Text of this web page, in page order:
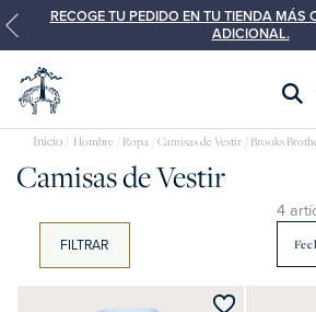
RECOGE TU PEDIDO EN TU TIENDA MÁS
ADICIONAL.
Camisas
de
vestir
Hombre Ropa Camisas de Vestir Brooks
Camisas de Vestir
FILTRAR
4